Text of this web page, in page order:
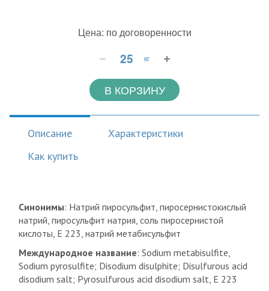
Цена: по договоренности
кг
В КОРЗИНУ
Описание
Характеристики
Как купить
Синонимы: Натрий пиросульфит, пиросернистокислый
натрий, пиросульфит натрия, соль пиросернистой
кислоты, E 223, натрий метабисульфит
Международное название: Sodium metabisulfite,
Sodium pyrosulfite; Disodium disulphite; Disulfurous acid
disodium salt; Pyrosulfurous acid disodium salt, E 223